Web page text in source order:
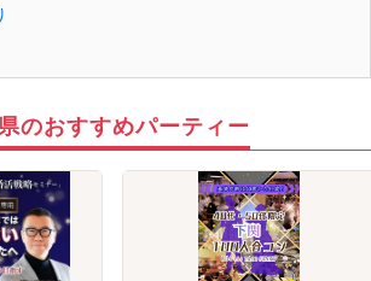
のおすすめパーティー